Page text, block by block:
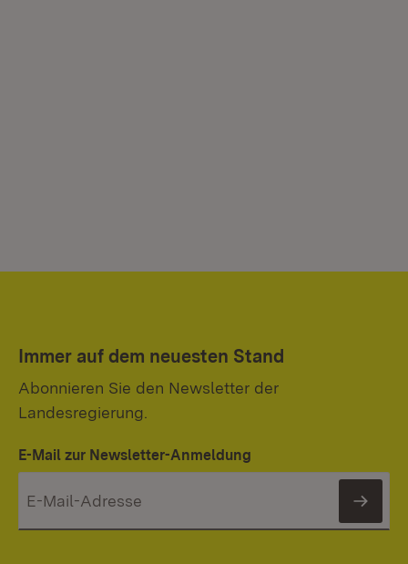
Immer auf dem neuesten Stand
Abonnieren Sie den Newsletter der
Landesregierung.
E-Mail zur Newsletter-Anmeldung